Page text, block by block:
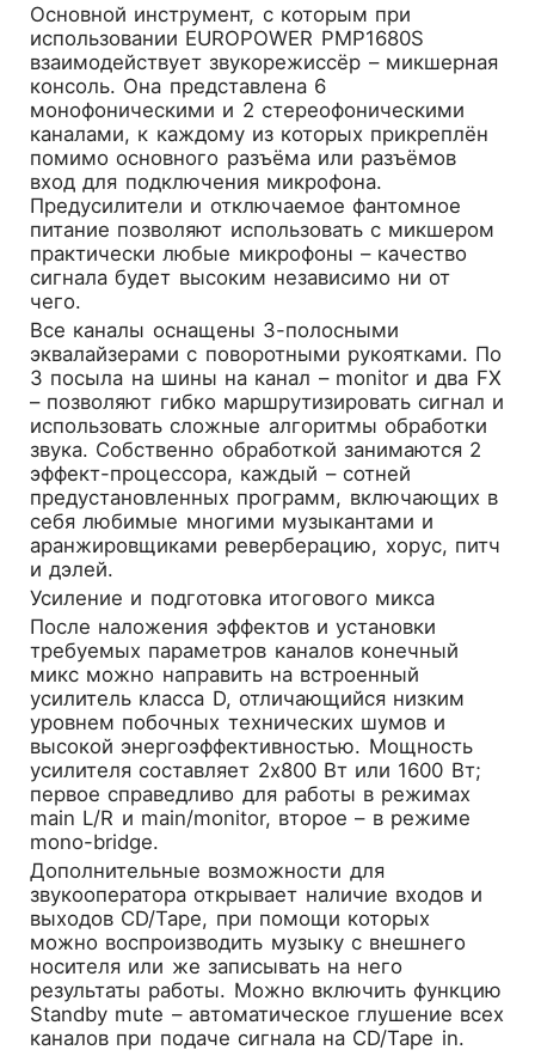
Основной инструмент, с которым при
использовании EUROPOWER PMP1680S
взаимодействует звукорежиссёр – микшерная
консоль. Она представлена 6
монофоническими и 2 стереофоническими
каналами, к каждому из которых прикреплён
помимо основного разъёма или разъёмов
вход для подключения микрофона.
Предусилители и отключаемое фантомное
питание позволяют использовать с микшером
практически любые микрофоны – качество
сигнала будет высоким независимо ни от
чего.
Все каналы оснащены 3-полосными
эквалайзерами с поворотными рукоятками. По
3 посыла на шины на канал – monitor и два FX
– позволяют гибко маршрутизировать сигнал и
использовать сложные алгоритмы обработки
звука. Собственно обработкой занимаются 2
эффект-процессора, каждый – сотней
предустановленных программ, включающих в
себя любимые многими музыкантами и
аранжировщиками реверберацию, хорус, питч
и дэлей.
Усиление и подготовка итогового микса
После наложения эффектов и установки
требуемых параметров каналов конечный
микс можно направить на встроенный
усилитель класса D, отличающийся низким
уровнем побочных технических шумов и
высокой энергоэффективностью. Мощность
усилителя составляет 2х800 Вт или 1600 Вт;
первое справедливо для работы в режимах
main L/R и main/monitor, второе – в режиме
mono-bridge.
Дополнительные возможности для
звукооператора открывает наличие входов и
выходов CD/Tape, при помощи которых
можно воспроизводить музыку с внешнего
носителя или же записывать на него
результаты работы. Можно включить функцию
Standby mute – автоматическое глушение всех
каналов при подаче сигнала на CD/Tape in.